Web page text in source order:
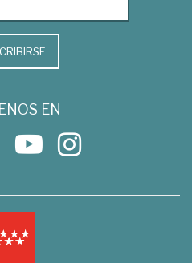
EN